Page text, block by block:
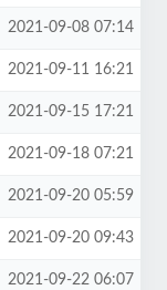
2021-09-08 07:14
2021-09-11 16:21
2021-09-15 17:21
2021-09-18 07:21
2021-09-20 05:59
2021-09-20 09:43
2021-09-22 06:07